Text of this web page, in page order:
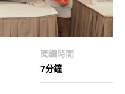
閱讀時間
7分鐘